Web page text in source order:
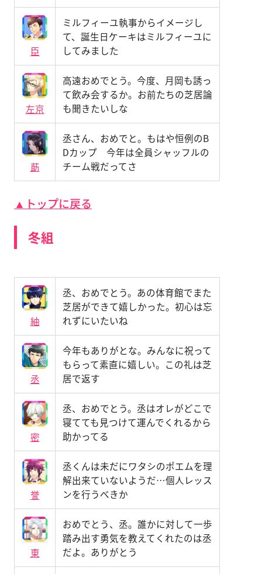
臣
ミルフィーユ執事からイメージし
て、誕生日ケーキはミルフィーユに
してみました
左京
高遠おめでとう。今度、月岡も誘っ
て飲み会するか。お前たちの芝居論
も聞きたいしな
莇
丞さん、おめでと。もはや恒例のB
Dカップ 今年は全員シャッフルの
チーム戦だってさ
▲トップに戻る
冬組
紬
丞、おめでとう。あの体育館でまた
芝居ができて嬉しかった。初心は忘
れずにいたいね
丞
今年もありがとな。みんなに祝って
もらって素直に嬉しい。この礼は芝
居で返す
密
丞、おめでとう。丞はオレがどこで
寝てても見つけて運んでくれるから
助かってる
誉
丞くんは未だにワタシのポエムを理
解出来ていないようだ…個人レッス
ンを行うべきか
東
おめでとう、丞。誰かに対して一歩
踏み出す勇気を教えてくれたのは丞
だよ。ありがとう